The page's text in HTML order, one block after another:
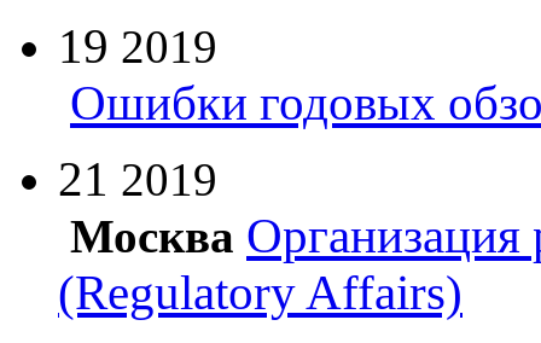
19 2019
Ошибки годовых
21 2019
Москва Организация
(Regulatory Affairs)